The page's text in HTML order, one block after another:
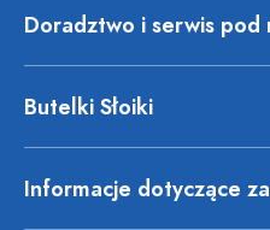
Doradztwo i serwis pod
Butelki Słoiki
Informacje dotyczące